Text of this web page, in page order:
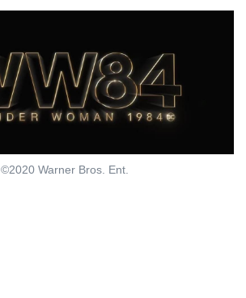
©2020 Warner Bros. Ent.